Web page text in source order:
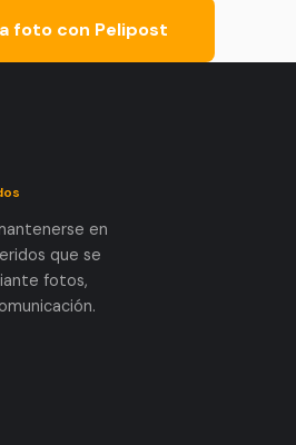
foto con Pelipost
en
que se
fotos,